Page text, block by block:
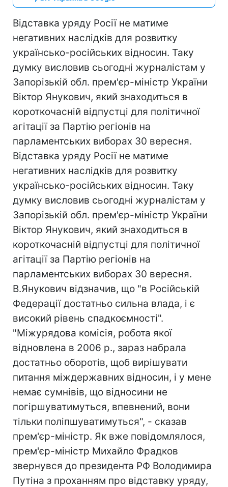
Відставка уряду Росії не матиме
негативних наслідків для розвитку
українсько-російських відносин. Таку
думку висловив сьогодні журналістам у
Запорізькій обл. прем'єр-міністр України
Віктор Янукович, який знаходиться в
короткочасній відпустці для політичної
агітації за Партію регіонів на
парламентських виборах 30 вересня.
Відставка уряду Росії не матиме
негативних наслідків для розвитку
українсько-російських відносин. Таку
думку висловив сьогодні журналістам у
Запорізькій обл. прем'єр-міністр України
Віктор Янукович, який знаходиться в
короткочасній відпустці для політичної
агітації за Партію регіонів на
парламентських виборах 30 вересня.
В.Янукович відзначив, що "в Російській
Федерації достатньо сильна влада, і є
високий рівень спадкоємності".
"Міжурядова комісія, робота якої
відновлена в 2006 р., зараз набрала
достатньо оборотів, щоб вирішувати
питання міждержавних відносин, і у мене
немає сумнівів, що відносини не
погіршуватимуться, впевнений, вони
тільки поліпшуватимуться", - сказав
прем'єр-міністр. Як вже повідомлялося,
прем'єр-міністр Михайло Фрадков
звернувся до президента РФ Володимира
Путіна з проханням про відставку уряду,